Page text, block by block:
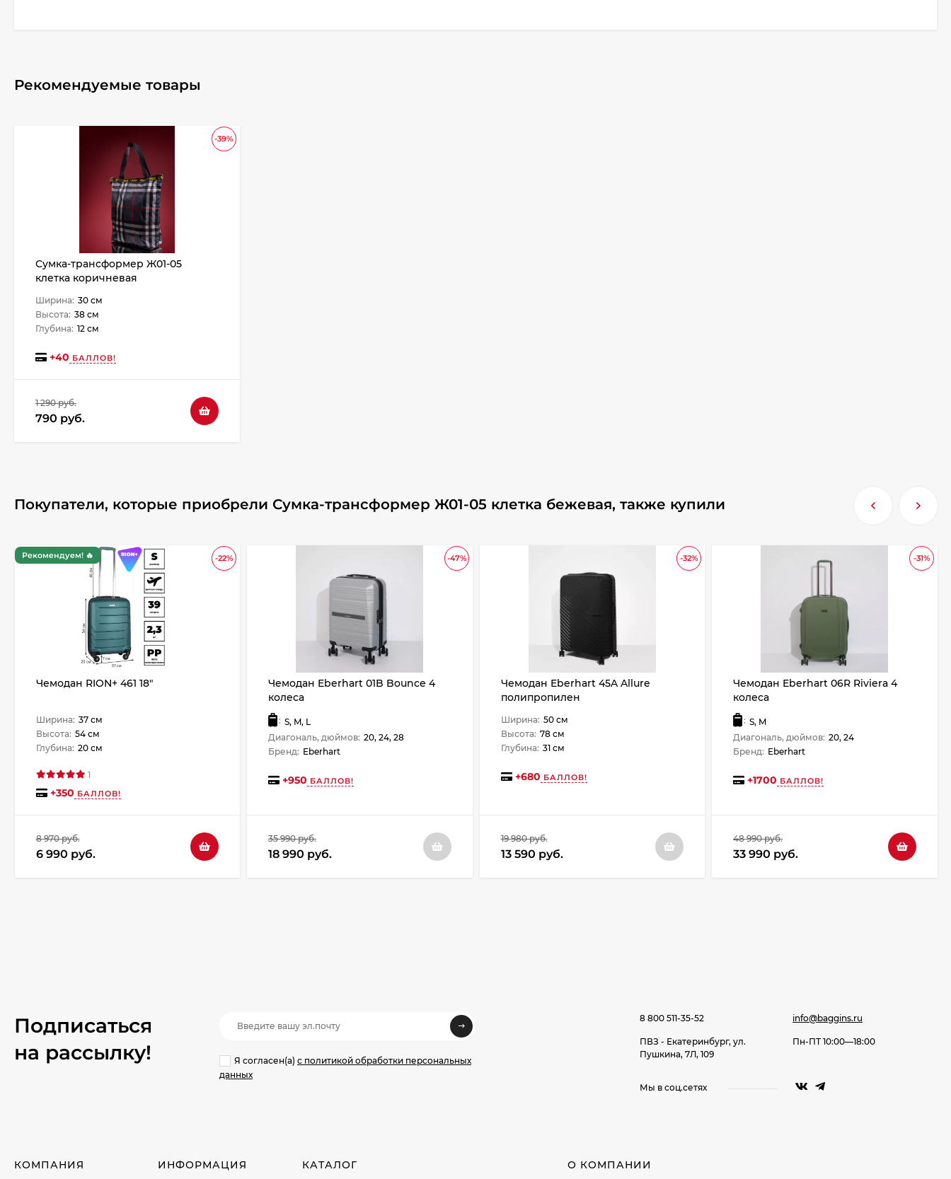
Рекомендуемые товары
-39%
Сумка-трансформер Ж01-05
клетка коричневая
Ширина: 30 см
Высота: 38 см
Глубина: 12 см
+40 БАЛЛОВ!
1 290 руб.
790 руб.
Покупатели, которые приобрели Сумка-трансформер Ж01-05 клетка бежевая, также купили
-22%
Рекомендуем! 🔥
Чемодан RION+ 461 18"
Ширина: 37 см
Высота: 54 см
Глубина: 20 см
1
+350 БАЛЛОВ!
8 970 руб.
6 990 руб.
-47%
Чемодан Eberhart 01B Bounce 4
колеса
: S, M, L
Диагональ, дюймов: 20, 24, 28
Бренд: Eberhart
+950 БАЛЛОВ!
35 990 руб.
18 990 руб.
-32%
Чемодан Eberhart 45A Allure
полипропилен
Ширина: 50 см
Высота: 78 см
Глубина: 31 см
+680 БАЛЛОВ!
19 980 руб.
13 590 руб.
-31%
Чемодан Eberhart 06R Riviera 4
колеса
: S, M
Диагональ, дюймов: 20, 24
Бренд: Eberhart
+1700 БАЛЛОВ!
48 990 руб.
33 990 руб.
Подписаться
на рассылкy!
Я согласен(a) с политикой обработки персональных
данных
8 800 511-35-52
ПВЗ - Екатеринбург, ул.
Пушкина, 7Л, 109
info@baggins.ru
Пн-ПТ 10:00—18:00
Мы в соц.сетях
КОМПАНИЯ ИНФОРМАЦИЯ КАТАЛОГ О КОМПАНИИ